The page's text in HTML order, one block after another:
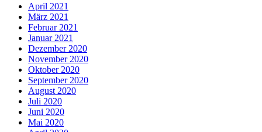
April 2021
März 2021
Februar 2021
Januar 2021
Dezember 2020
November 2020
Oktober 2020
September 2020
August 2020
Juli 2020
Juni 2020
Mai 2020